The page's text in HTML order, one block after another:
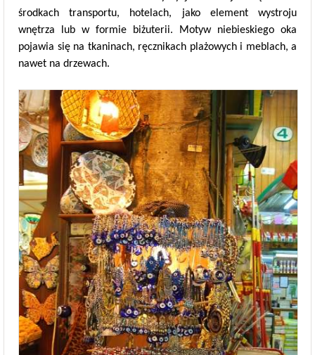
środkach transportu, hotelach, jako element wystroju
wnętrza lub w formie biżuterii. Motyw niebieskiego oka
pojawia się na tkaninach, ręcznikach plażowych i meblach, a
nawet na drzewach.